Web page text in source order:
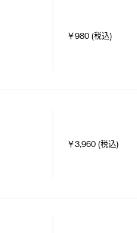
￥980 (税込)
￥3,960 (税込)